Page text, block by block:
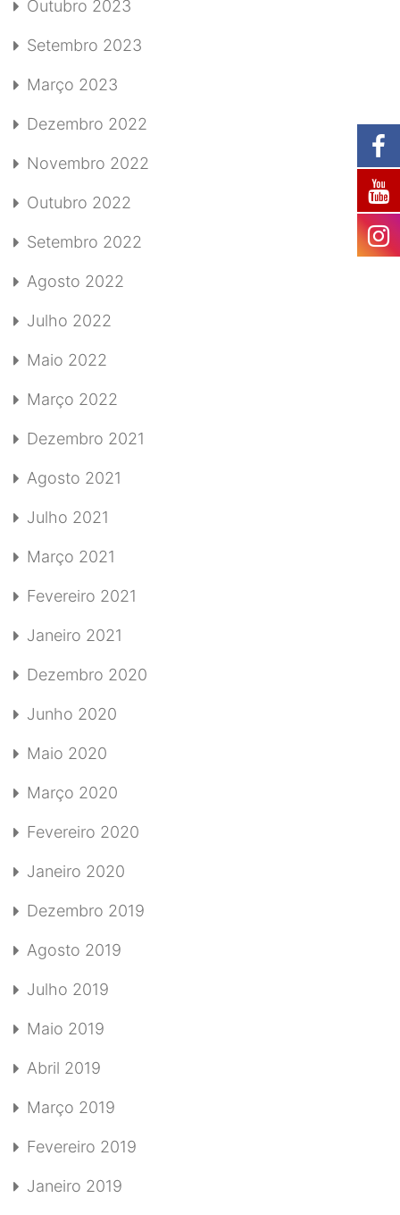
Outubro 2023
Setembro 2023
Março 2023
Dezembro 2022
Novembro 2022
Outubro 2022
Setembro 2022
Agosto 2022
Julho 2022
Maio 2022
Março 2022
Dezembro 2021
Agosto 2021
Julho 2021
Março 2021
Fevereiro 2021
Janeiro 2021
Dezembro 2020
Junho 2020
Maio 2020
Março 2020
Fevereiro 2020
Janeiro 2020
Dezembro 2019
Agosto 2019
Julho 2019
Maio 2019
Abril 2019
Março 2019
Fevereiro 2019
Janeiro 2019